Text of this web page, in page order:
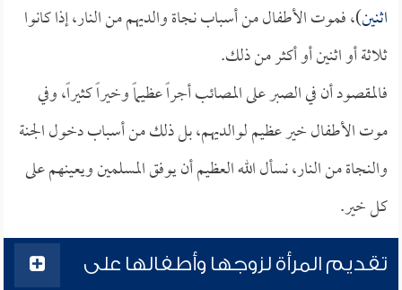
اثنين)، فموت الأطفال من أسباب نجاة والديهم من النار، إذا كانوا
ثلاثة أو اثنين أو أكثر من ذلك.
فالمقصود أن في الصبر على المصائب أجراً عظيماً وخيراً كثيراً، وفي
موت الأطفال خير عظيم لوالديهم، بل ذلك من أسباب دخول الجنة
والنجاة من النار، نسأل الله العظيم أن يوفق المسلمين ويعينهم على
كل خير.
تقديم المرأة لزوجها وأطفالها على